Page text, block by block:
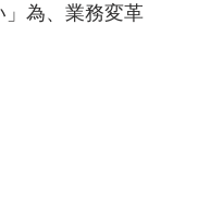
為、業務変革